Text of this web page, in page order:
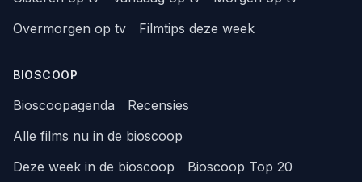
Overmorgen op tv
Filmtips deze week
BIOSCOOP
Bioscoopagenda
Recensies
Alle films nu in de bioscoop
Deze week in de bioscoop
Bioscoop Top 20